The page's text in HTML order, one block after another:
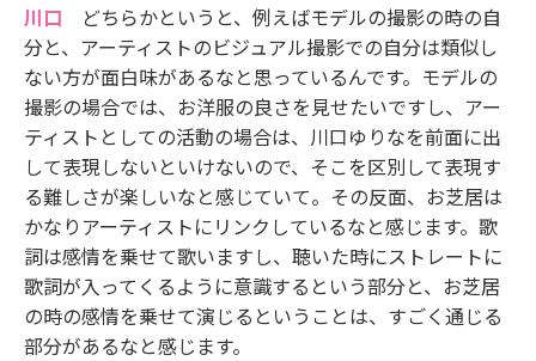
川口 どちらかというと、例えばモデルの撮影の時の自
分と、アーティストのビジュアル撮影での自分は類似し
ない方が面白味があるなと思っているんです。モデルの
撮影の場合では、お洋服の良さを見せたいですし、アー
ティストとしての活動の場合は、川口ゆりなを前面に出
して表現しないといけないので、そこを区別して表現す
る難しさが楽しいなと感じていて。その反面、お芝居は
かなりアーティストにリンクしているなと感じます。歌
詞は感情を乗せて歌いますし、聴いた時にストレートに
歌詞が入ってくるように意識するという部分と、お芝居
の時の感情を乗せて演じるということは、すごく通じる
部分があるなと感じます。